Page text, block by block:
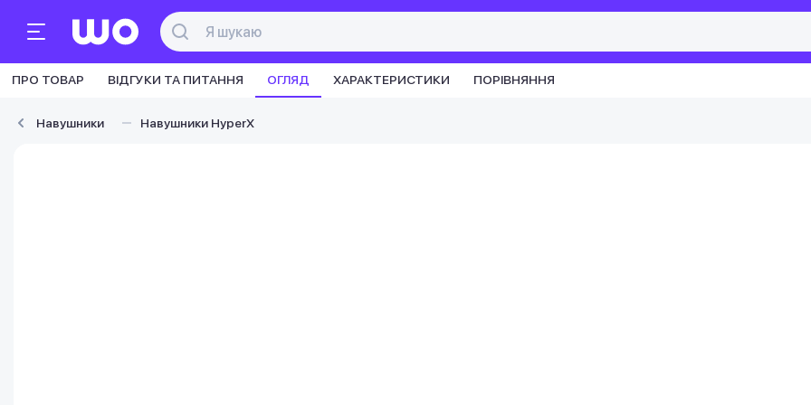
ПРО ТОВАР ВІДГУКИ ТА ПИТАННЯ ОГЛЯД ХАРАКТЕРИСТИКИ ПОРІВНЯННЯ
Навушники Навушники HyperX